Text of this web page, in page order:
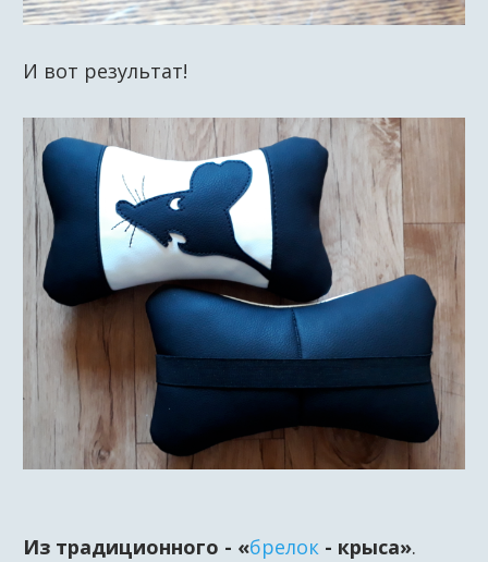
И вот результат!
Из традиционного - «брелок - крыса».